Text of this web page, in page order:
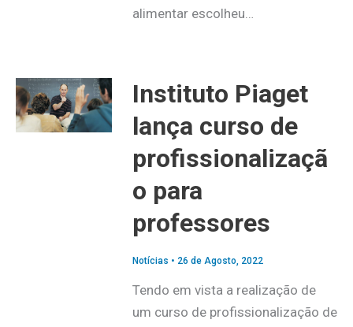
alimentar escolheu…
Instituto Piaget
lança curso de
profissionalizaçã
o para
professores
Notícias • 26 de Agosto, 2022
Tendo em vista a realização de
um curso de profissionalização de